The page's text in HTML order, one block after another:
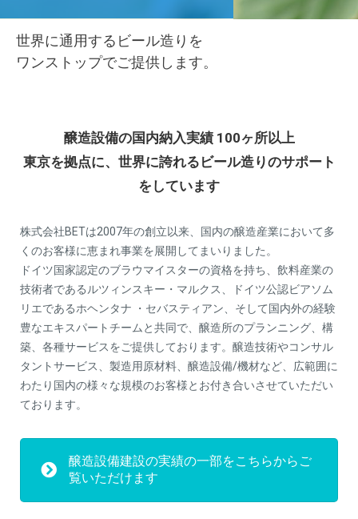
世界に通用するビール造りを
ワンストップでご提供します。
醸造設備の国内納入実績 100ヶ所以上
東京を拠点に、世界に誇れるビール造りのサポート
をしています
株式会社BETは2007年の創立以来、国内の醸造産業において多
くのお客様に恵まれ事業を展開してまいりました。
ドイツ国家認定のブラウマイスターの資格を持ち、飲料産業の
技術者であるルツィンスキー・マルクス、ドイツ公認ビアソム
リエであるホヘンタナ ・セバスティアン、そして国内外の経験
豊なエキスパートチームと共同で、醸造所のプランニング、構
築、各種サービスをご提供しております。醸造技術やコンサル
タントサービス、製造用原材料、醸造設備/機材など、広範囲に
わたり国内の様々な規模のお客様とお付き合いさせていただい
ております。
醸造設備建設の実績の一部をこちらからご
覧いただけます